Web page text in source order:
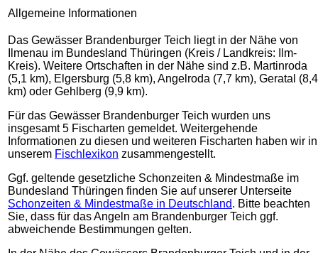
Allgemeine Informationen
Das Gewässer Brandenburger Teich liegt in der Nähe von
Ilmenau im Bundesland Thüringen (Kreis / Landkreis: Ilm-
Kreis). Weitere Ortschaften in der Nähe sind z.B. Martinroda
(5,1 km), Elgersburg (5,8 km), Angelroda (7,7 km), Geratal (8,4
km) oder Gehlberg (9,9 km).
Für das Gewässer Brandenburger Teich wurden uns
insgesamt 5 Fischarten gemeldet. Weitergehende
Informationen zu diesen und weiteren Fischarten haben wir in
unserem Fischlexikon zusammengestellt.
Ggf. geltende gesetzliche Schonzeiten & Mindestmaße im
Bundesland Thüringen finden Sie auf unserer Unterseite
Schonzeiten & Mindestmaße in Deutschland. Bitte beachten
Sie, dass für das Angeln am Brandenburger Teich ggf.
abweichende Bestimmungen gelten.